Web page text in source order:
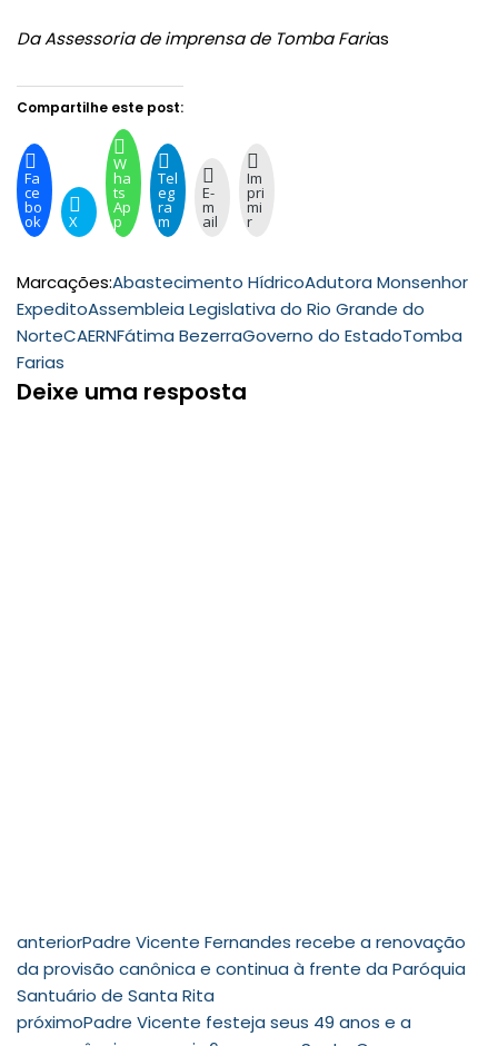
Da Assessoria de imprensa de Tomba Farias
Compartilhe este post:
Fa
ce
bo
ok X
W
ha
ts
Ap
p
Tel
eg
ra
m
E-
m
ail
Im
pri
mi
r
Marcações:Abastecimento HídricoAdutora Monsenhor
ExpeditoAssembleia Legislativa do Rio Grande do
NorteCAERNFátima BezerraGoverno do EstadoTomba
Farias
Deixe uma resposta
anteriorPadre Vicente Fernandes recebe a renovação
da provisão canônica e continua à frente da Paróquia
Santuário de Santa Rita
próximoPadre Vicente festeja seus 49 anos e a